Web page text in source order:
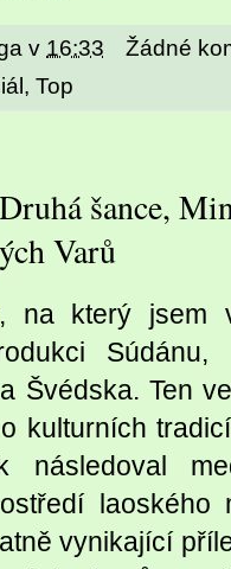
v 16:33
Žádné
, Top
šance,
Varů
na který jsem
Súdánu,
Švédska. Ten
kulturních
následoval
laoského
vynikající